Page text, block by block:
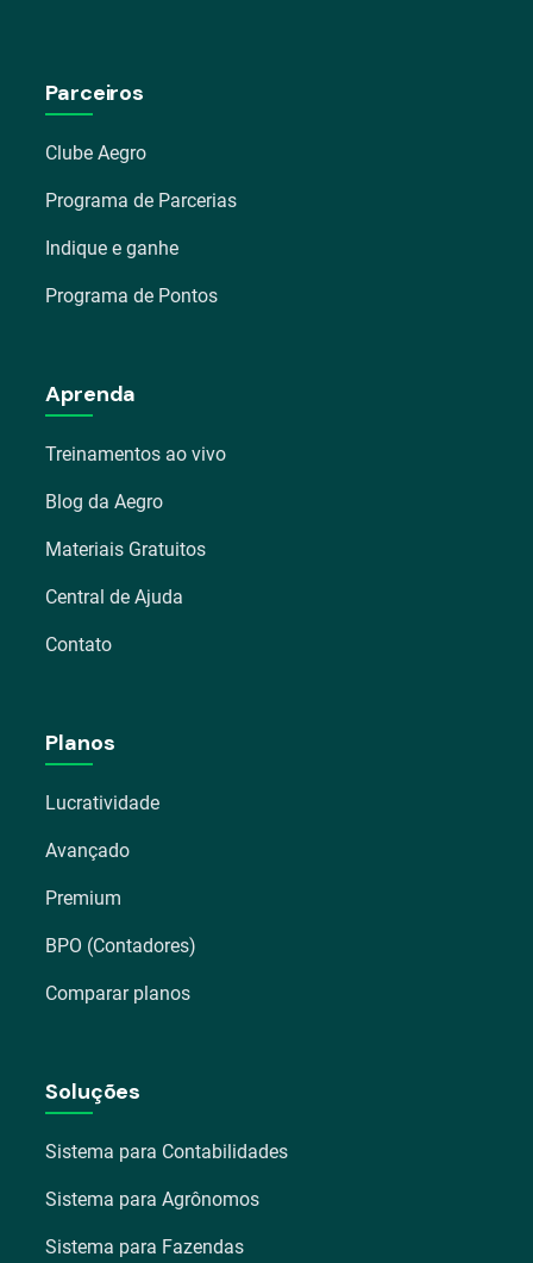
Parceiros
Clube Aegro
Programa de Parcerias
Indique e ganhe
Programa de Pontos
Aprenda
Treinamentos ao vivo
Blog da Aegro
Materiais Gratuitos
Central de Ajuda
Contato
Planos
Lucratividade
Avançado
Premium
BPO (Contadores)
Comparar planos
Soluções
Sistema para Contabilidades
Sistema para Agrônomos
Sistema para Fazendas